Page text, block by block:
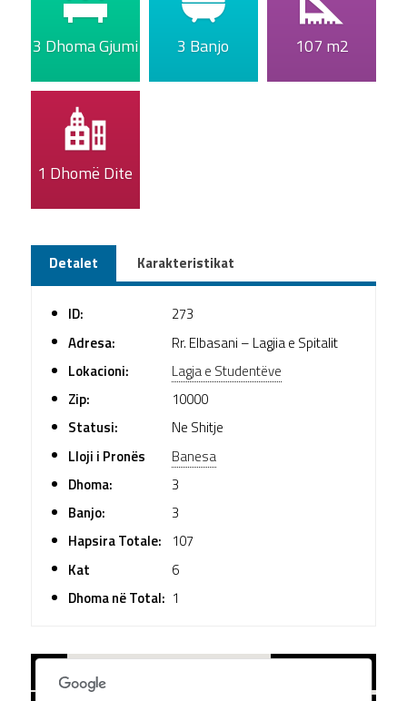
3 Dhoma Gjumi 3 Banjo 107 m2
1 Dhomë Dite
Detalet Karakteristikat
ID:
273
Adresa:
Rr. Elbasani – Lagjia e Spitalit
Lokacioni:
Lagja e Studentëve
Zip:
10000
Statusi:
Ne Shitje
Lloji i Pronës
Banesa
Dhoma:
3
Banjo:
3
Hapsira Totale:
107
Kat
6
Dhoma në Total: 1
+